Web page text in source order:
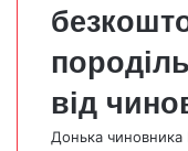
від
Донька чиновника